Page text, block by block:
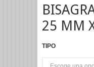
25 MM
TIPO